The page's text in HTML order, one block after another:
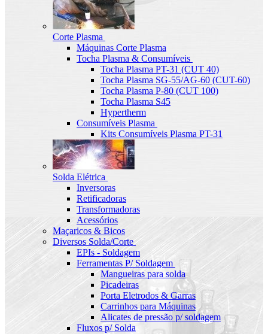
Corte Plasma
Máquinas Corte Plasma
Tocha Plasma & Consumíveis
Tocha Plasma PT-31 (CUT 40)
Tocha Plasma SG-55/AG-60 (CUT-60)
Tocha Plasma P-80 (CUT 100)
Tocha Plasma S45
Hypertherm
Consumíveis Plasma
Kits Consumíveis Plasma PT-31
Solda Elétrica
Inversoras
Retificadoras
Transformadoras
Acessórios
Maçaricos & Bicos
Diversos Solda/Corte
EPIs - Soldagem
Ferramentas P/ Soldagem
Mangueiras para solda
Picadeiras
Porta Eletrodos & Garras
Carrinhos para Máquinas
Alicates de pressão p/ soldagem
Fluxos p/ Solda